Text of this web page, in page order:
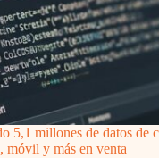
5,1 millones de datos de
móvil y más en venta